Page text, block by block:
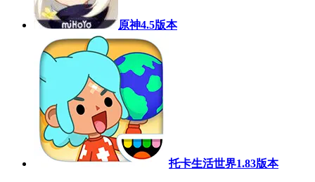
原神4.5版本
托卡生活世界1.83版本